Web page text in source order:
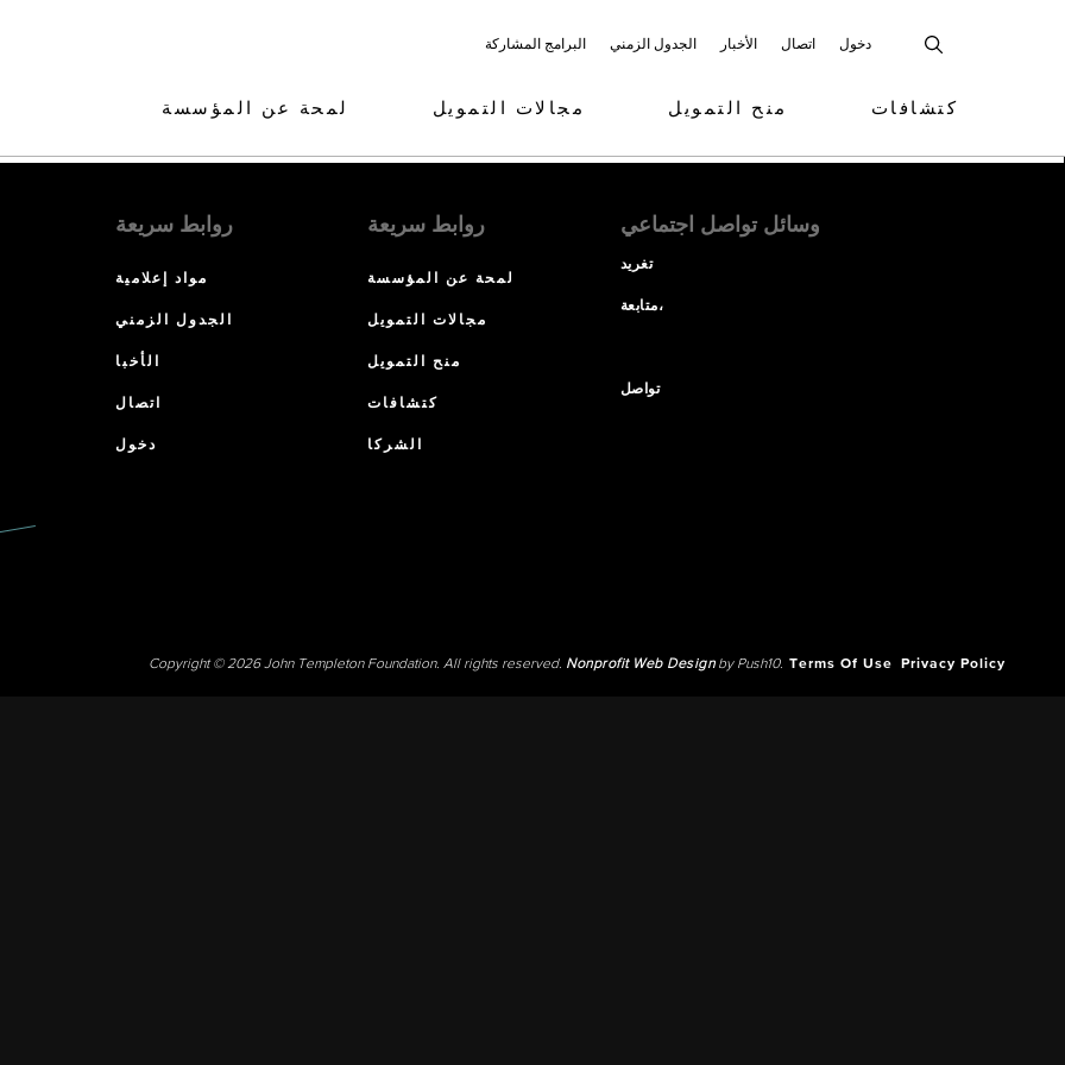
البرامج المشاركة الجدول الزمني الأخبار اتصال دخول
لمحة عن المؤسسة مجالات التمويل منح التمويل كتشافات
روابط سريعة
مواد إعلامية
الجدول الزمني
الأخبا
اتصال
دخول
روابط سريعة
لمحة عن المؤسسة
مجالات التمويل
منح التمويل
كتشافات
الشركا
وسائل تواصل اجتماعي
تغريد
متابعة،
تواصل
Copyright © 2026 John Templeton Foundation. All rights reserved. Nonprofit Web Designby Push10. Terms Of Use Privacy Policy